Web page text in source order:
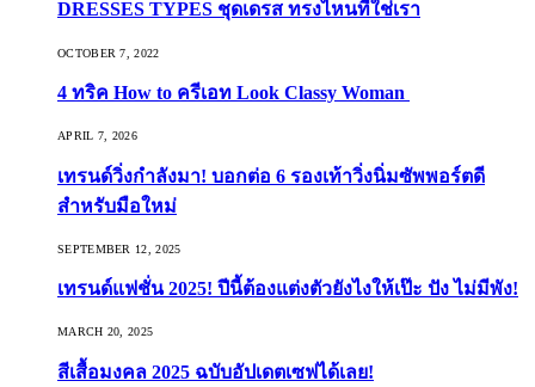
DRESSES TYPES ชุดเดรส ทรงไหนที่ใช่เรา
OCTOBER 7, 2022
4 ทริค How to ครีเอท Look Classy Woman
APRIL 7, 2026
เทรนด์วิ่งกำลังมา! บอกต่อ 6 รองเท้าวิ่งนิ่มซัพพอร์ตดี
สำหรับมือใหม่
SEPTEMBER 12, 2025
เทรนด์แฟชั่น 2025! ปีนี้ต้องแต่งตัวยังไงให้เป๊ะ ปัง ไม่มีพัง!
MARCH 20, 2025
สีเสื้อมงคล 2025 ฉบับอัปเดตเซฟได้เลย!